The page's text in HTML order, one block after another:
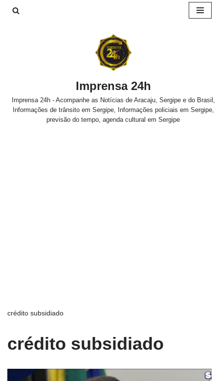
Imprensa 24h
Imprensa 24h - Acompanhe as Notícias de Aracaju, Sergipe e do Brasil,
Informações de trânsito em Sergipe, Informações policiais em Sergipe,
previsão do tempo, agenda cultural em Sergipe
crédito subsidiado
crédito subsidiado